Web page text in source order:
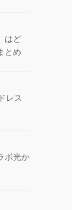
はど
とめ
レス
ボ光か